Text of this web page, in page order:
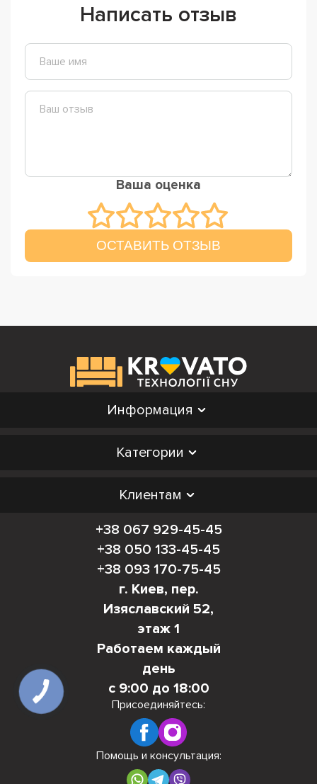
Написать отзыв
Ваша оценка
ОСТАВИТЬ ОТЗЫВ
Информация
Категории
Клиентам
+38 067 929-45-45
+38 050 133-45-45
+38 093 170-75-45
г. Киев, пер.
Изяславский 52,
этаж 1
Работаем каждый
день
с 9:00 до 18:00
Присоединяйтесь:
Помощь и консультация: